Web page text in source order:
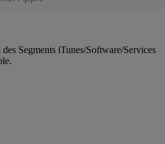
Segments iTunes/Software/Services